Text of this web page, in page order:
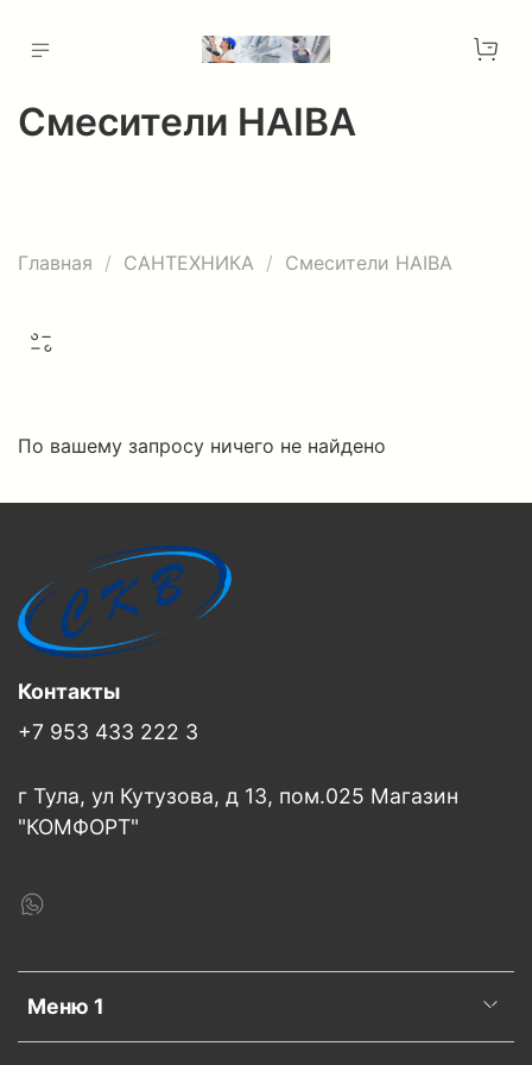
Смесители HAIBA
Главная САНТЕХНИКА Смесители HAIBA
По вашему запросу ничего не найдено
Меню 1
Контакты
+7 953 433 222 3
г Тула, ул Кутузова, д 13, пом.025 Магазин
"КОМФОРТ"